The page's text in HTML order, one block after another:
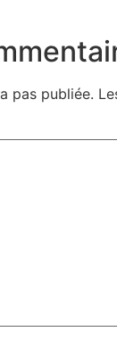
pas publiée.